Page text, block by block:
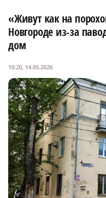
«Живут как на
Новгороде из-за
дом
10:20, 14.05.2026